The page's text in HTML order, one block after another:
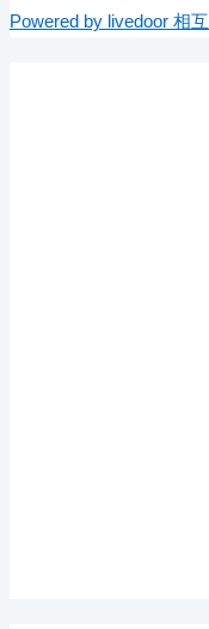
Powered by livedoor 相